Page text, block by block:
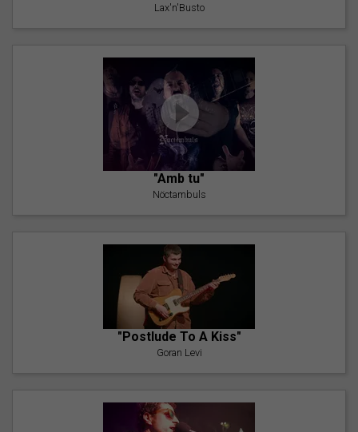
Lax'n'Busto
"Amb tu"
Nöctambuls
"Postlude To A Kiss"
Goran Levi